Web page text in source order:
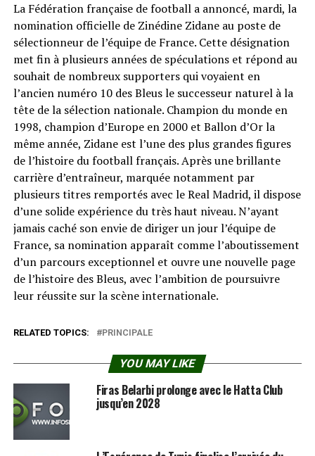
La Fédération française de football a annoncé, mardi, la
nomination officielle de Zinédine Zidane au poste de
sélectionneur de l’équipe de France. Cette désignation
met fin à plusieurs années de spéculations et répond au
souhait de nombreux supporters qui voyaient en
l’ancien numéro 10 des Bleus le successeur naturel à la
tête de la sélection nationale. Champion du monde en
1998, champion d’Europe en 2000 et Ballon d’Or la
même année, Zidane est l’une des plus grandes figures
de l’histoire du football français. Après une brillante
carrière d’entraîneur, marquée notamment par
plusieurs titres remportés avec le Real Madrid, il dispose
d’une solide expérience du très haut niveau. N’ayant
jamais caché son envie de diriger un jour l’équipe de
France, sa nomination apparaît comme l’aboutissement
d’un parcours exceptionnel et ouvre une nouvelle page
de l’histoire des Bleus, avec l’ambition de poursuivre
leur réussite sur la scène internationale.
RELATED TOPICS: PRINCIPALE
YOU MAY LIKE
Firas Belarbi prolonge avec le Hatta Club
jusqu’en 2028